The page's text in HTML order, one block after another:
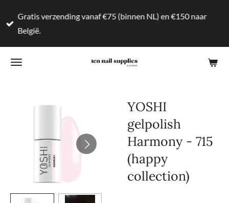
direct
hoofdinhoud
Gratis verzending vanaf €75 (binnen NL) en €150 naar
België.
YOSHI
gelpolish
Harmony - 715
(happy
collection)